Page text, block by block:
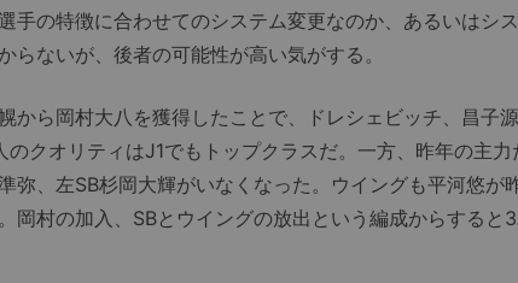
手の特徴に合わせてのシステム変更なのか、あるいはシ
らないが、後者の可能性が高い気がする。
から岡村大八を獲得したことで、ドレシェビッチ、昌子
のクオリティはJ1でもトップクラスだ。一方、昨年の主
弥、左SB杉岡大輝がいなくなった。ウイングも平河悠が
岡村の加入、SBとウイングの放出という編成からすると